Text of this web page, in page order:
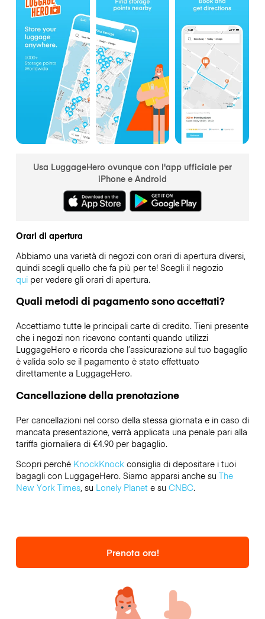
Usa LuggageHero ovunque con l'app ufficiale per
iPhone e Android
Orari di apertura
Abbiamo una varietà di negozi con orari di apertura diversi,
quindi scegli quello che fa più per te! Scegli il negozio
quiper vedere gli orari di apertura.
Quali metodi di pagamento sono accettati?
Accettiamo tutte le principali carte di credito. Tieni presente
che i negozi non ricevono contanti quando utilizzi
LuggageHero e ricorda che l’assicurazione sul tuo bagaglio
è valida solo se il pagamento è stato effettuato
direttamente a LuggageHero.
Cancellazione della prenotazione
Per cancellazioni nel corso della stessa giornata e in caso di
mancata presentazione, verrà applicata una penale pari alla
tariffa giornaliera di €4.90 per bagaglio.
Scopri perché KnockKnockconsiglia di depositare i tuoi
bagagli con LuggageHero. Siamo apparsi anche su The
New York Times, su Lonely Planete su CNBC.
Prenota ora!